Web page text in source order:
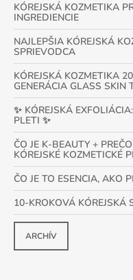
KÓREJSKÁ KOZMETIKA
INGREDIENCIE
NAJLEPŠIA KÓREJSKÁ
SPRIEVODCA
KÓREJSKÁ KOZMETIKA
GENERÁCIA GLASS SKIN
✨ KÓREJSKÁ
PLETI ✨
ČO JE K-BEAUTY +
KÓREJSKÉ KOZMETICKÉ
ČO JE TO ESENCIA, AKO
10-KROKOVÁ KÓREJSKÁ
ARCHÍV